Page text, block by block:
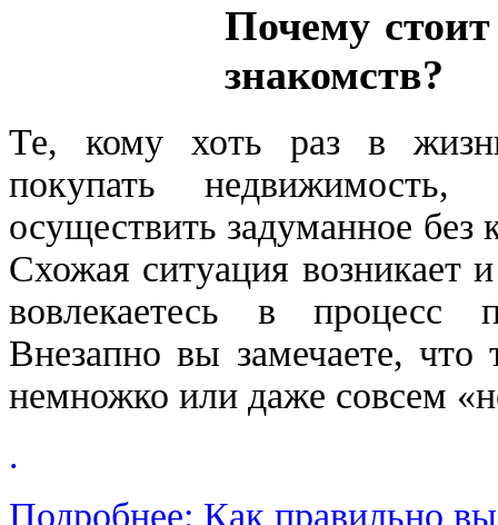
Почему стоит
знакомств?
Те, кому хоть раз в
покупать
осуществить задуманное
Схожая ситуация возникает
вовлекаетесь в процесс
Внезапно вы замечаете, что
немножко или даже совсем
.
Подробнее: Как правильно